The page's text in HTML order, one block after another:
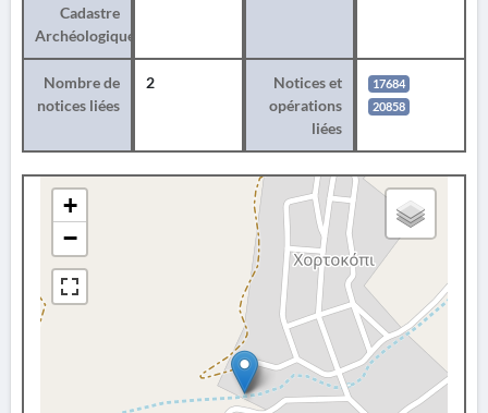
Cadastre
Archéologique
Nombre de
notices liées
2
Notices et
opérations
liées
17684
20858
+
−